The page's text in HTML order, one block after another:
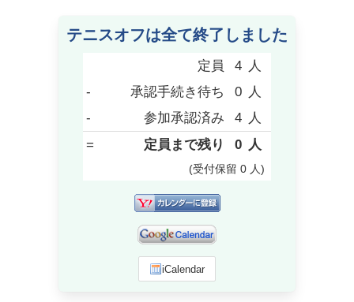
テニスオフは全て終了しました
定員 4 人
-
承認手続き待ち 0 人
-
参加承認済み 4 人
=
定員まで残り 0 人
(受付保留 0 人)
iCalendar